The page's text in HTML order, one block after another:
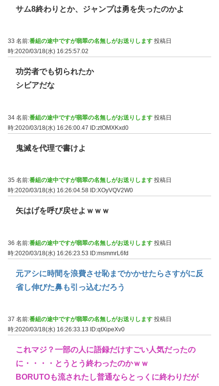
サム8終わりとか、ジャンプは勇を失ったのかよ
33 名前:番組の途中ですが翡翠の名無しがお送りします 投稿日
時:2020/03/18(水) 16:25:57.02
功労者でも切られたか
シビアだな
34 名前:番組の途中ですが翡翠の名無しがお送りします 投稿日
時:2020/03/18(水) 16:26:00.47 ID:ztOMXKxd0
鬼滅を代理で書けよ
35 名前:番組の途中ですが翡翠の名無しがお送りします 投稿日
時:2020/03/18(水) 16:26:04.58 ID:XOyVQV2W0
矢はげを呼び戻せよｗｗｗ
36 名前:番組の途中ですが翡翠の名無しがお送りします 投稿日
時:2020/03/18(水) 16:26:23.53 ID:msmmrL6fd
元アシに時間を浪費させ恥までかかせたらさすがに反
省し伸びた鼻も引っ込むだろう
37 名前:番組の途中ですが翡翠の名無しがお送りします 投稿日
時:2020/03/18(水) 16:26:33.13
ID:qtXipeXv0
これマジ？一部の人に語録だけすごい人気だったの
に・・・・とうとう終わったのかｗｗ
BORUTOも流されたし普通ならとっくに終わりだが